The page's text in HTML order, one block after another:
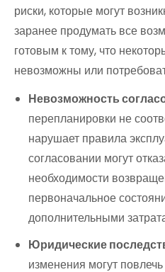
риски, которые могут
заранее продумать все
готовым к тому, что
невозможны или
Невозможность
перепланировки не
нарушает правила
согласовании могут
необходимости
первоначальное
дополнительными
Юридические
изменения могут